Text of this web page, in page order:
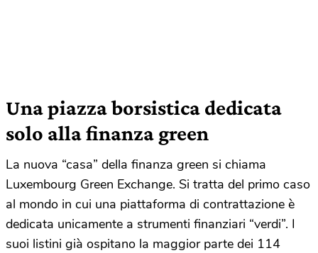
Una piazza borsistica dedicata
solo alla finanza green
La nuova “casa” della finanza green si chiama
Luxembourg Green Exchange. Si tratta del primo caso
al mondo in cui una piattaforma di contrattazione è
dedicata unicamente a strumenti finanziari “verdi”. I
suoi listini già ospitano la maggior parte dei 114